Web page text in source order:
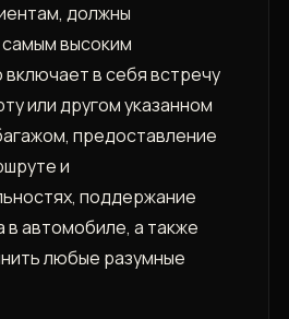
должны
высоким
в себя встречу
или другом указанном
предоставление
и
поддержание
в автомобиле, а также
любые разумные